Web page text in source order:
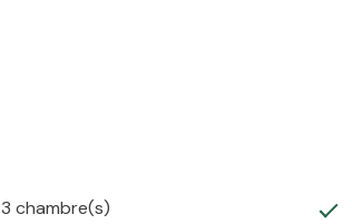
3 chambre(s)